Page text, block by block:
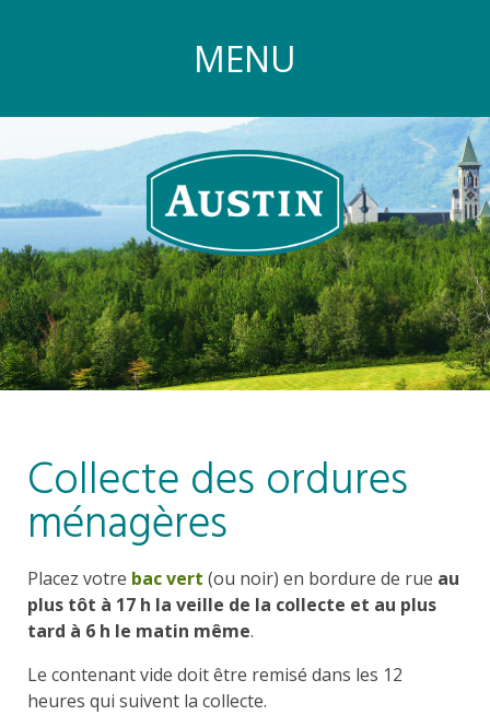
MENU
Collecte des ordures
ménagères
Placez votre bac vert (ou noir) en bordure de rue au
plus tôt à 17 h la veille de la collecte et au plus
tard à 6 h le matin même.
Le contenant vide doit être remisé dans les 12
heures qui suivent la collecte.